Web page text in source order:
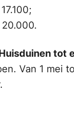
tot
Van 1 mei